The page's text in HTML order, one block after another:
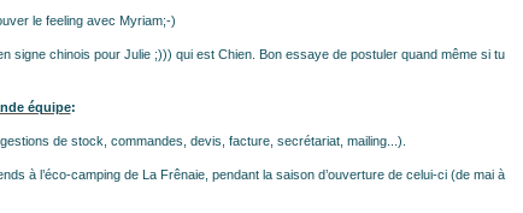
le feeling avec Myriam;-)
signe chinois pour Julie ;))) qui est Chien. Bon essaye de postuler quand même si tu
équipe:
de stock, commandes, devis, facture, secrétariat, mailing...).
à l’éco-camping de La Frênaie, pendant la saison d’ouverture de celui-ci (de mai à